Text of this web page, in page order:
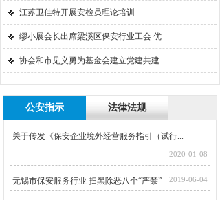
江苏卫佳特开展安检员理论培训
缪小展会长出席梁溪区保安行业工会 优
协会和市见义勇为基金会建立党建共建
公安指示 法律法规
关于传发《保安企业境外经营服务指引（试行...
2020-01-08
无锡市保安服务行业 扫黑除恶八个“严禁” 2019-06-04